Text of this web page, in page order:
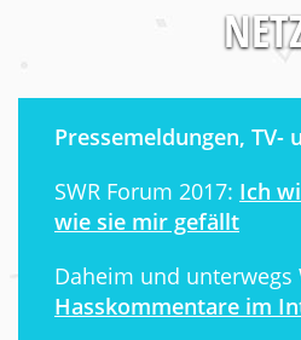
Pressemeldungen,
SWR Forum 2017: Ich
wie sie mir gefällt
Daheim und unterwegs
Hasskommentare im